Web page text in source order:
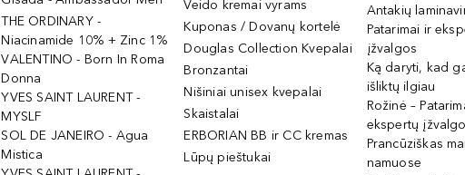
THE ORDINARY -
Niacinamide 10% + Zinc 1%
VALENTINO - Born In Roma
Donna
YVES SAINT LAURENT -
MYSLF
SOL DE JANEIRO - Agua
Mistica
Veido kremai vyrams
Kuponas / Dovanų kortelė
Douglas Collection Kvepalai
Bronzantai
Nišiniai unisex kvepalai
Skaistalai
ERBORIAN BB ir CC kremas
Lūpų pieštukai
Antakių
Patarimai ir
įžvalgos
Ką daryti, kad
išliktų ilgiau
Rožinė –
ekspertų
Prancūziškas
namuose